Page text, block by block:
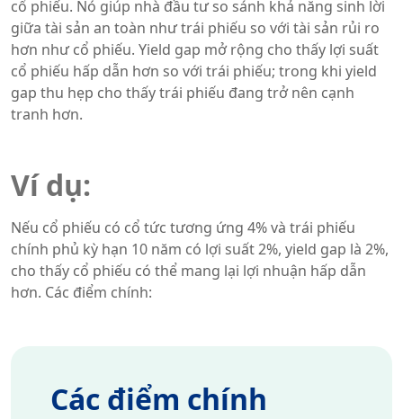
cổ phiếu. Nó giúp nhà đầu tư so sánh khả năng sinh lời
giữa tài sản an toàn như trái phiếu so với tài sản rủi ro
hơn như cổ phiếu. Yield gap mở rộng cho thấy lợi suất
cổ phiếu hấp dẫn hơn so với trái phiếu; trong khi yield
gap thu hẹp cho thấy trái phiếu đang trở nên cạnh
tranh hơn.
Ví dụ:
Nếu cổ phiếu có cổ tức tương ứng 4% và trái phiếu
chính phủ kỳ hạn 10 năm có lợi suất 2%, yield gap là 2%,
cho thấy cổ phiếu có thể mang lại lợi nhuận hấp dẫn
hơn. Các điểm chính:
Các điểm chính